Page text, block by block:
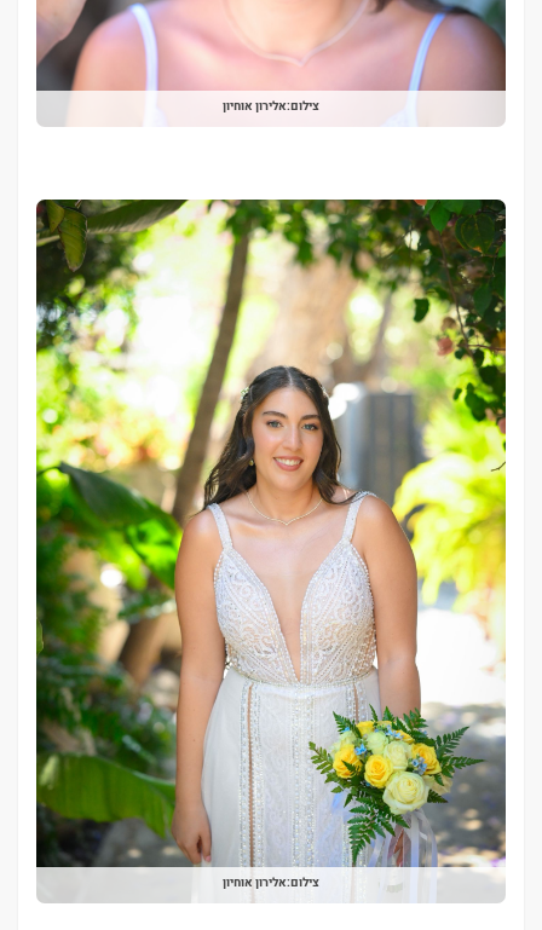
צילום:אלירון אוחיון
צילום:אלירון אוחיון